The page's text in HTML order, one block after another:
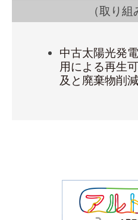
（取り組
中古太陽光発
用による再生
及と廃棄物削減